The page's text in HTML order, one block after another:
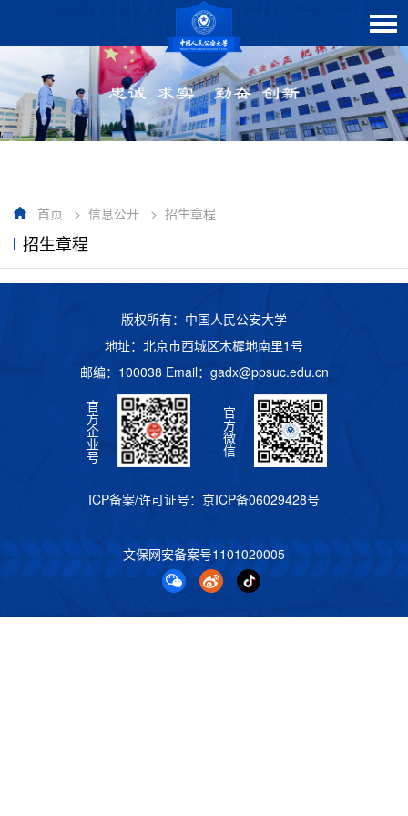
首页 > 信息公开 > 招生章程
招生章程
版权所有：中国人民公安大学
地址：北京市西城区木樨地南里1号
邮编：100038 Email： gadx@ppsuc.edu.cn
官
方
企
业
号
官
方
微
信
ICP备案/许可证号： 京ICP备06029428号
文保网安备案号1101020005